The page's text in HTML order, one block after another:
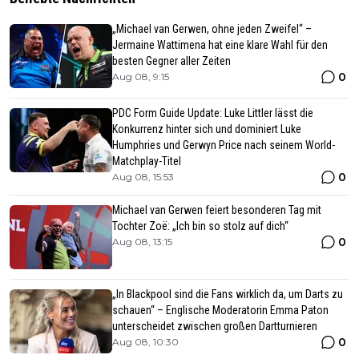
„Michael van Gerwen, ohne jeden Zweifel“ –
Jermaine Wattimena hat eine klare Wahl für den
besten Gegner aller Zeiten
Aug 08, 9:15 0
PDC Form Guide Update: Luke Littler lässt die
Konkurrenz hinter sich und dominiert Luke
Humphries und Gerwyn Price nach seinem World-
Matchplay-Titel
Aug 08, 15:53 0
Michael van Gerwen feiert besonderen Tag mit
Tochter Zoë: „Ich bin so stolz auf dich“
Aug 08, 13:15 0
„In Blackpool sind die Fans wirklich da, um Darts zu
schauen“ – Englische Moderatorin Emma Paton
unterscheidet zwischen großen Dartturnieren
Aug 08, 10:30 0